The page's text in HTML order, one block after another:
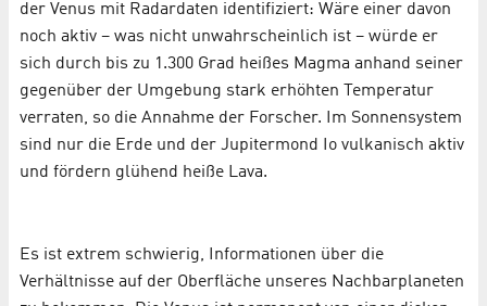
der Venus mit Radardaten identifiziert: Wäre einer davon
noch aktiv – was nicht unwahrscheinlich ist – würde er
sich durch bis zu 1.300 Grad heißes Magma anhand seiner
gegenüber der Umgebung stark erhöhten Temperatur
verraten, so die Annahme der Forscher. Im Sonnensystem
sind nur die Erde und der Jupitermond Io vulkanisch aktiv
und fördern glühend heiße Lava.
Es ist extrem schwierig, Informationen über die
Verhältnisse auf der Oberfläche unseres Nachbarplaneten